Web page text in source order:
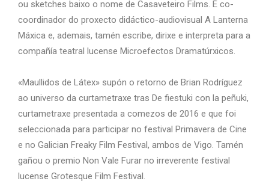
ou sketches baixo o nome de Casaveteiro Films. É co-
coordinador do proxecto didáctico-audiovisual A Lanterna
Máxica e, ademais, tamén escribe, dirixe e interpreta para a
compañía teatral lucense Microefectos Dramatúrxicos.
«Maullidos de Látex» supón o retorno de Brian Rodríguez
ao universo da curtametraxe tras De fiestuki con la peñuki,
curtametraxe presentada a comezos de 2016 e que foi
seleccionada para participar no festival Primavera de Cine
e no Galician Freaky Film Festival, ambos de Vigo. Tamén
gañou o premio Non Vale Furar no irreverente festival
lucense Grotesque Film Festival.